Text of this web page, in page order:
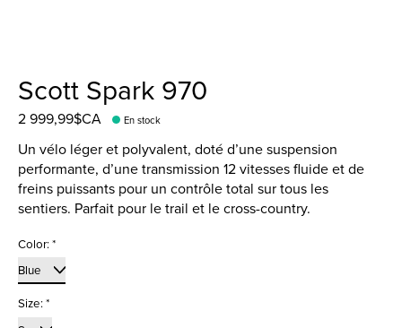
Scott Spark 970
2 999,99$CA En stock
Un vélo léger et polyvalent, doté d’une suspension
performante, d’une transmission 12 vitesses fluide et de
freins puissants pour un contrôle total sur tous les
sentiers. Parfait pour le trail et le cross-country.
Color:*
Size:*